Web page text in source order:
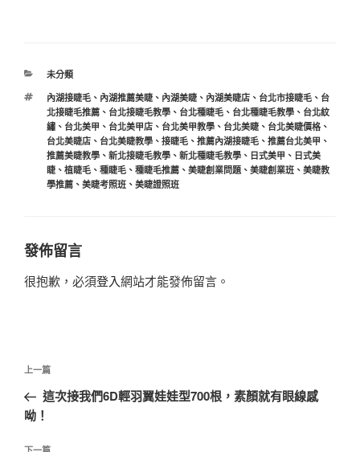
分
未分類
標
籤
內湖接睫毛、 內湖推薦美睫、 內湖美睫、 內湖美睫店、 台北市接睫毛、 台
北接睫毛推薦、 台北接睫毛教學、 台北種睫毛、 台北種睫毛教學、 台北紋
繡、 台北美甲 、 台北美甲店、 台北美甲教學、 台北美睫、 台北美睫價格、
台北美睫店、 台北美睫教學、 接睫毛、 推薦內湖接睫毛、 推薦台北美甲 、
推薦美睫教學、 新北接睫毛教學、 新北種睫毛教學、 日式美甲 、 日式美
睫、 植睫毛、 種睫毛、 種睫毛推薦、 美睫創業問題、 美睫創業班、 美睫教
學推薦、 美睫考照班、 美睫證照班
發佈留言
很抱歉，必須登入網站才能發佈留言。
文
導
覽
上
一
篇
上一篇
這次接我們6D輕羽翼娃娃型700根，素顏就有眼線感
呦！